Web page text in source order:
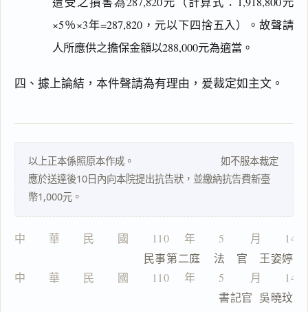
×5％×3年=287,820，元以下四捨五入）。故聲請
人所應供之擔保金額以288,000元為適當。
四、據上論結，本件聲請為有理由，爰裁定如主文。
以上正本係照原本作成。 如不服本裁定
應於送達後10日內向本院提出抗告狀，並繳納抗告費新臺
幣1,000元。
中　　華　　民　　國　　110 　年　　5 　　月　　14
民事第二庭    法　官　王姿婷
中　　華　　民　　國　　110 　年　　5 　　月　　14
                                書記官  吳曉玟
閱讀 研究
文
鍵